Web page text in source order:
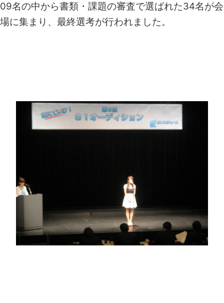
09名の中から書類・課題の審査で選ばれた34名が会
場に集まり、最終選考が行われました。